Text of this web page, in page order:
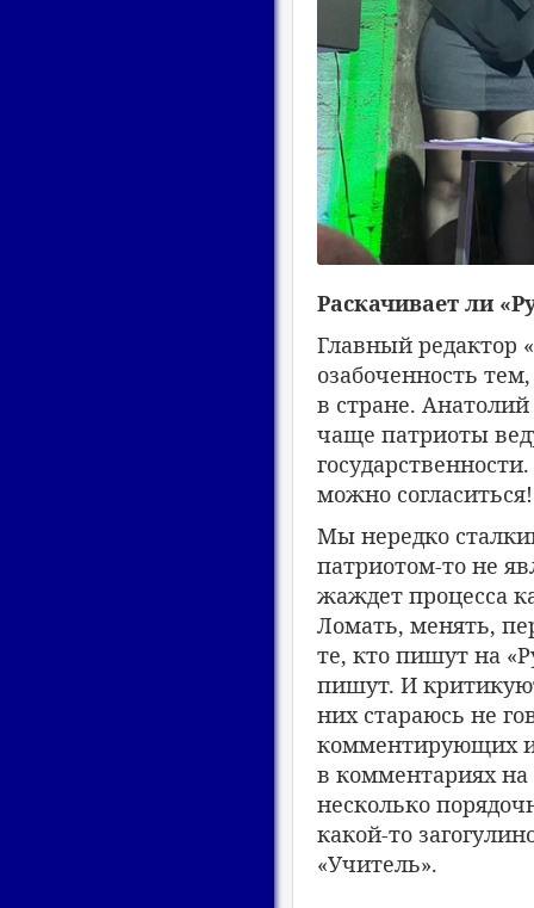
Раскачивает ли
Главный редактор
озабоченность
в стране.
чаще патриоты
можно согласиться!
Мы нередко
патриотом-то не
жаждет процесса
Ломать, менять,
те, кто пишут на
пишут. И
них стараюсь не
комментирующих
в комментариях
несколько
какой-то
«Учитель».